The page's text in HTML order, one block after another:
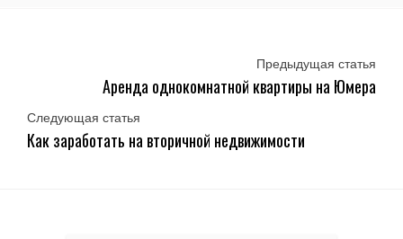
Предыдущая статья
Аренда однокомнатной квартиры на Юмера
Следующая статья
Как заработать на вторичной недвижимости